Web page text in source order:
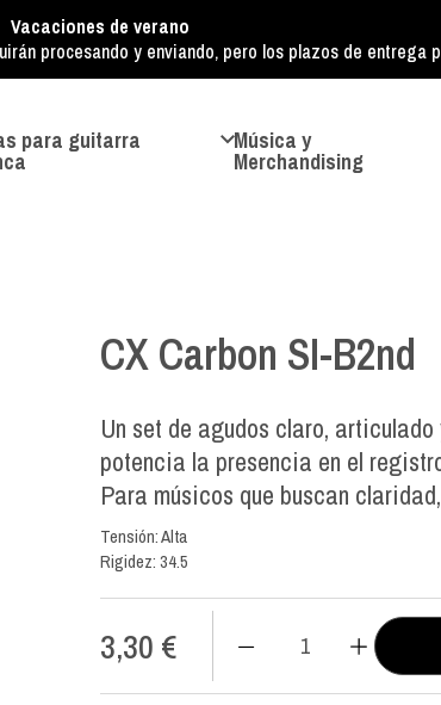
Vacaciones de verano
procesando y enviando, pero los plazos de entrega
para guitarra Música y
Merchandising
CX Carbon SI-B2nd
Un set de agudos claro,
potencia la presencia en el
Para músicos que buscan
Tensión: Alta
Rigidez: 34.5
3,30 €